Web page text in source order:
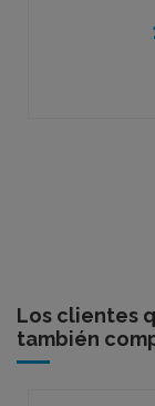
Los clientes
también